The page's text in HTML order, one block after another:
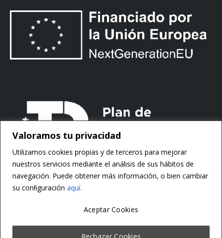
Valoramos tu privacidad
Utilizamos cookies propias y de terceros para mejorar
nuestros servicios mediante el análisis de sus hábitos de
navegación. Puede obtener más información, o bien cambiar
su conﬁguración aquí.
Rechazar Cookies
Aceptar Cookies